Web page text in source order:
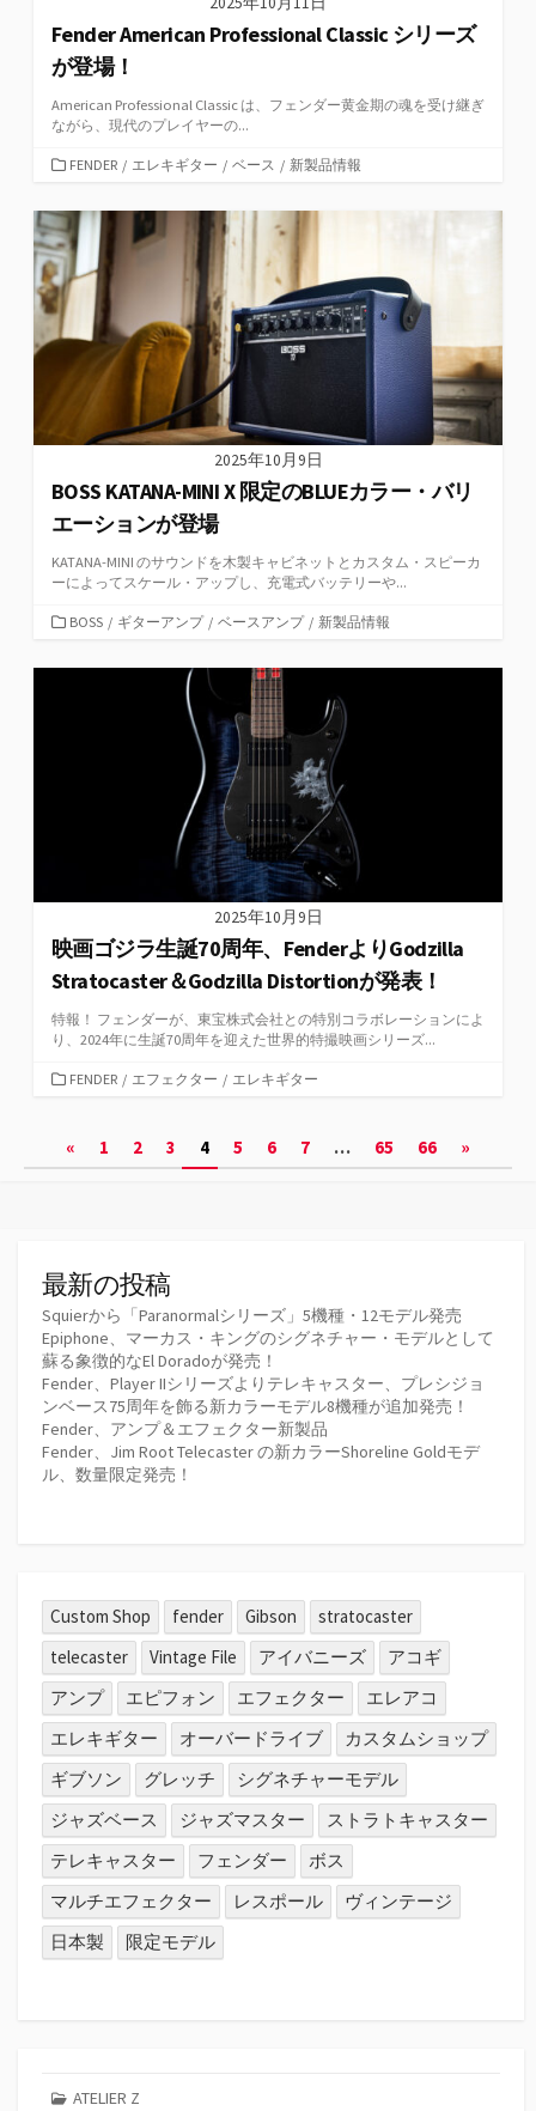
Fender American Professional Classic シリーズ
が登場！
American Professional Classic は、フェンダー黄金期の魂を受け継ぎ
ながら、現代のプレイヤーの...
カ
ゴ
リ
ー
FENDER / エレキギター / ベース / 新製品情報
2025年10月9日
BOSS KATANA-MINI X 限定のBLUEカラー・バリ
エーションが登場
KATANA-MINI のサウンドを木製キャビネットとカスタム・スピーカ
ーによってスケール・アップし、充電式バッテリーや...
カ
ゴ
BOSS / ギターアンプ / ベースアンプ / 新製品情報
2025年10月9日
映画ゴジラ生誕70周年、FenderよりGodzilla
Stratocaster＆Godzilla Distortionが発表！
特報！ フェンダーが、東宝株式会社との特別コラボレーションによ
り、2024年に生誕70周年を迎えた世界的特撮映画シリーズ...
カ
リ
ー
FENDER / エフェクター / エレキギター
ペ
ー
ジ
送
り
« 1 2 3 4 5 6 7 … 65 66 »
最新の投稿
Squierから「Paranormalシリーズ」5機種・12モデル発売
Epiphone、マーカス・キングのシグネチャー・モデルとして
蘇る象徴的なEl Doradoが発売！
Fender、Player IIシリーズよりテレキャスター、プレシジョ
ンベース75周年を飾る新カラーモデル8機種が追加発売！
Fender、アンプ＆エフェクター新製品
Fender、Jim Root Telecaster の新カラーShoreline Goldモデ
ル、数量限定発売！
Custom Shop fender Gibson
stratocaster
telecaster
Vintage File アイバニーズ
アコギ
アンプ
エピフォン エフェクター
エレアコ
エレキギター
オーバードライブ
カスタムショップ
ギブソン
グレッチ
シグネチャーモデル
ジャズベース
ジャズマスター
ストラトキャスター
テレキャスター
フェンダー
ボス
マルチエフェクター
レスポール
ヴィンテージ
日本製
限定モデル
ATELIER Z